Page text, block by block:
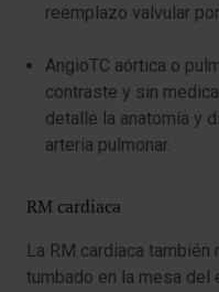
reemplazo valvular
AngioTC aórtica o
contraste y sin
detalle la anatomía y
arteria pulmonar.
RM cardiaca
La RM cardiaca
tumbado en la mesa del